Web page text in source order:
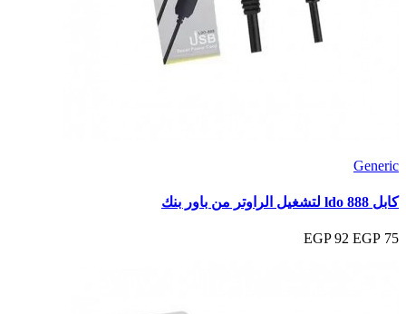
Generic
كابل ldo 888 لتشغيل الراوتر من باور بنك
75 EGP
92 EGP